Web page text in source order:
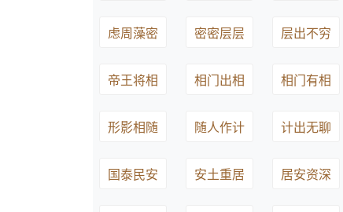
虑周藻密 密密层层 层出不穷
帝王将相 相门出相 相门有相
形影相随 随人作计 计出无聊
国泰民安 安土重居 居安资深